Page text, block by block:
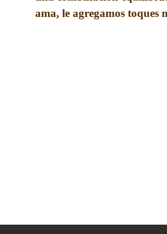
ama, le agregamos toques